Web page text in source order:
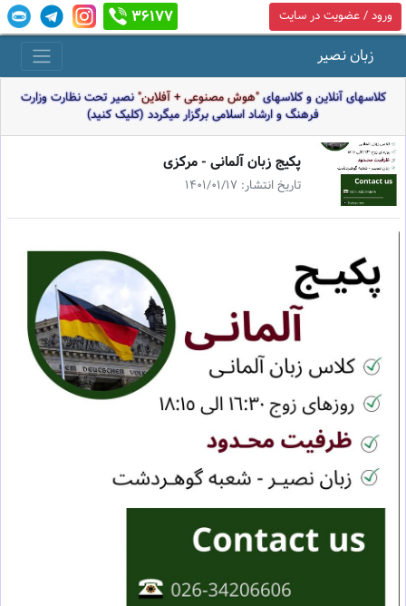
ورود / عضویت در سایت 36177
زبان نصیر
کلاسهای آنلاین و کلاسهای"هوش مصنوعی + آفلاین"نصیر تحت نظارت وزارت
فرهنگ و ارشاد اسلامی برگزار میگردد (کلیک کنید)
پكيج زبان آلمانى - مركزى
تاریخ انتشار: 1401/01/17